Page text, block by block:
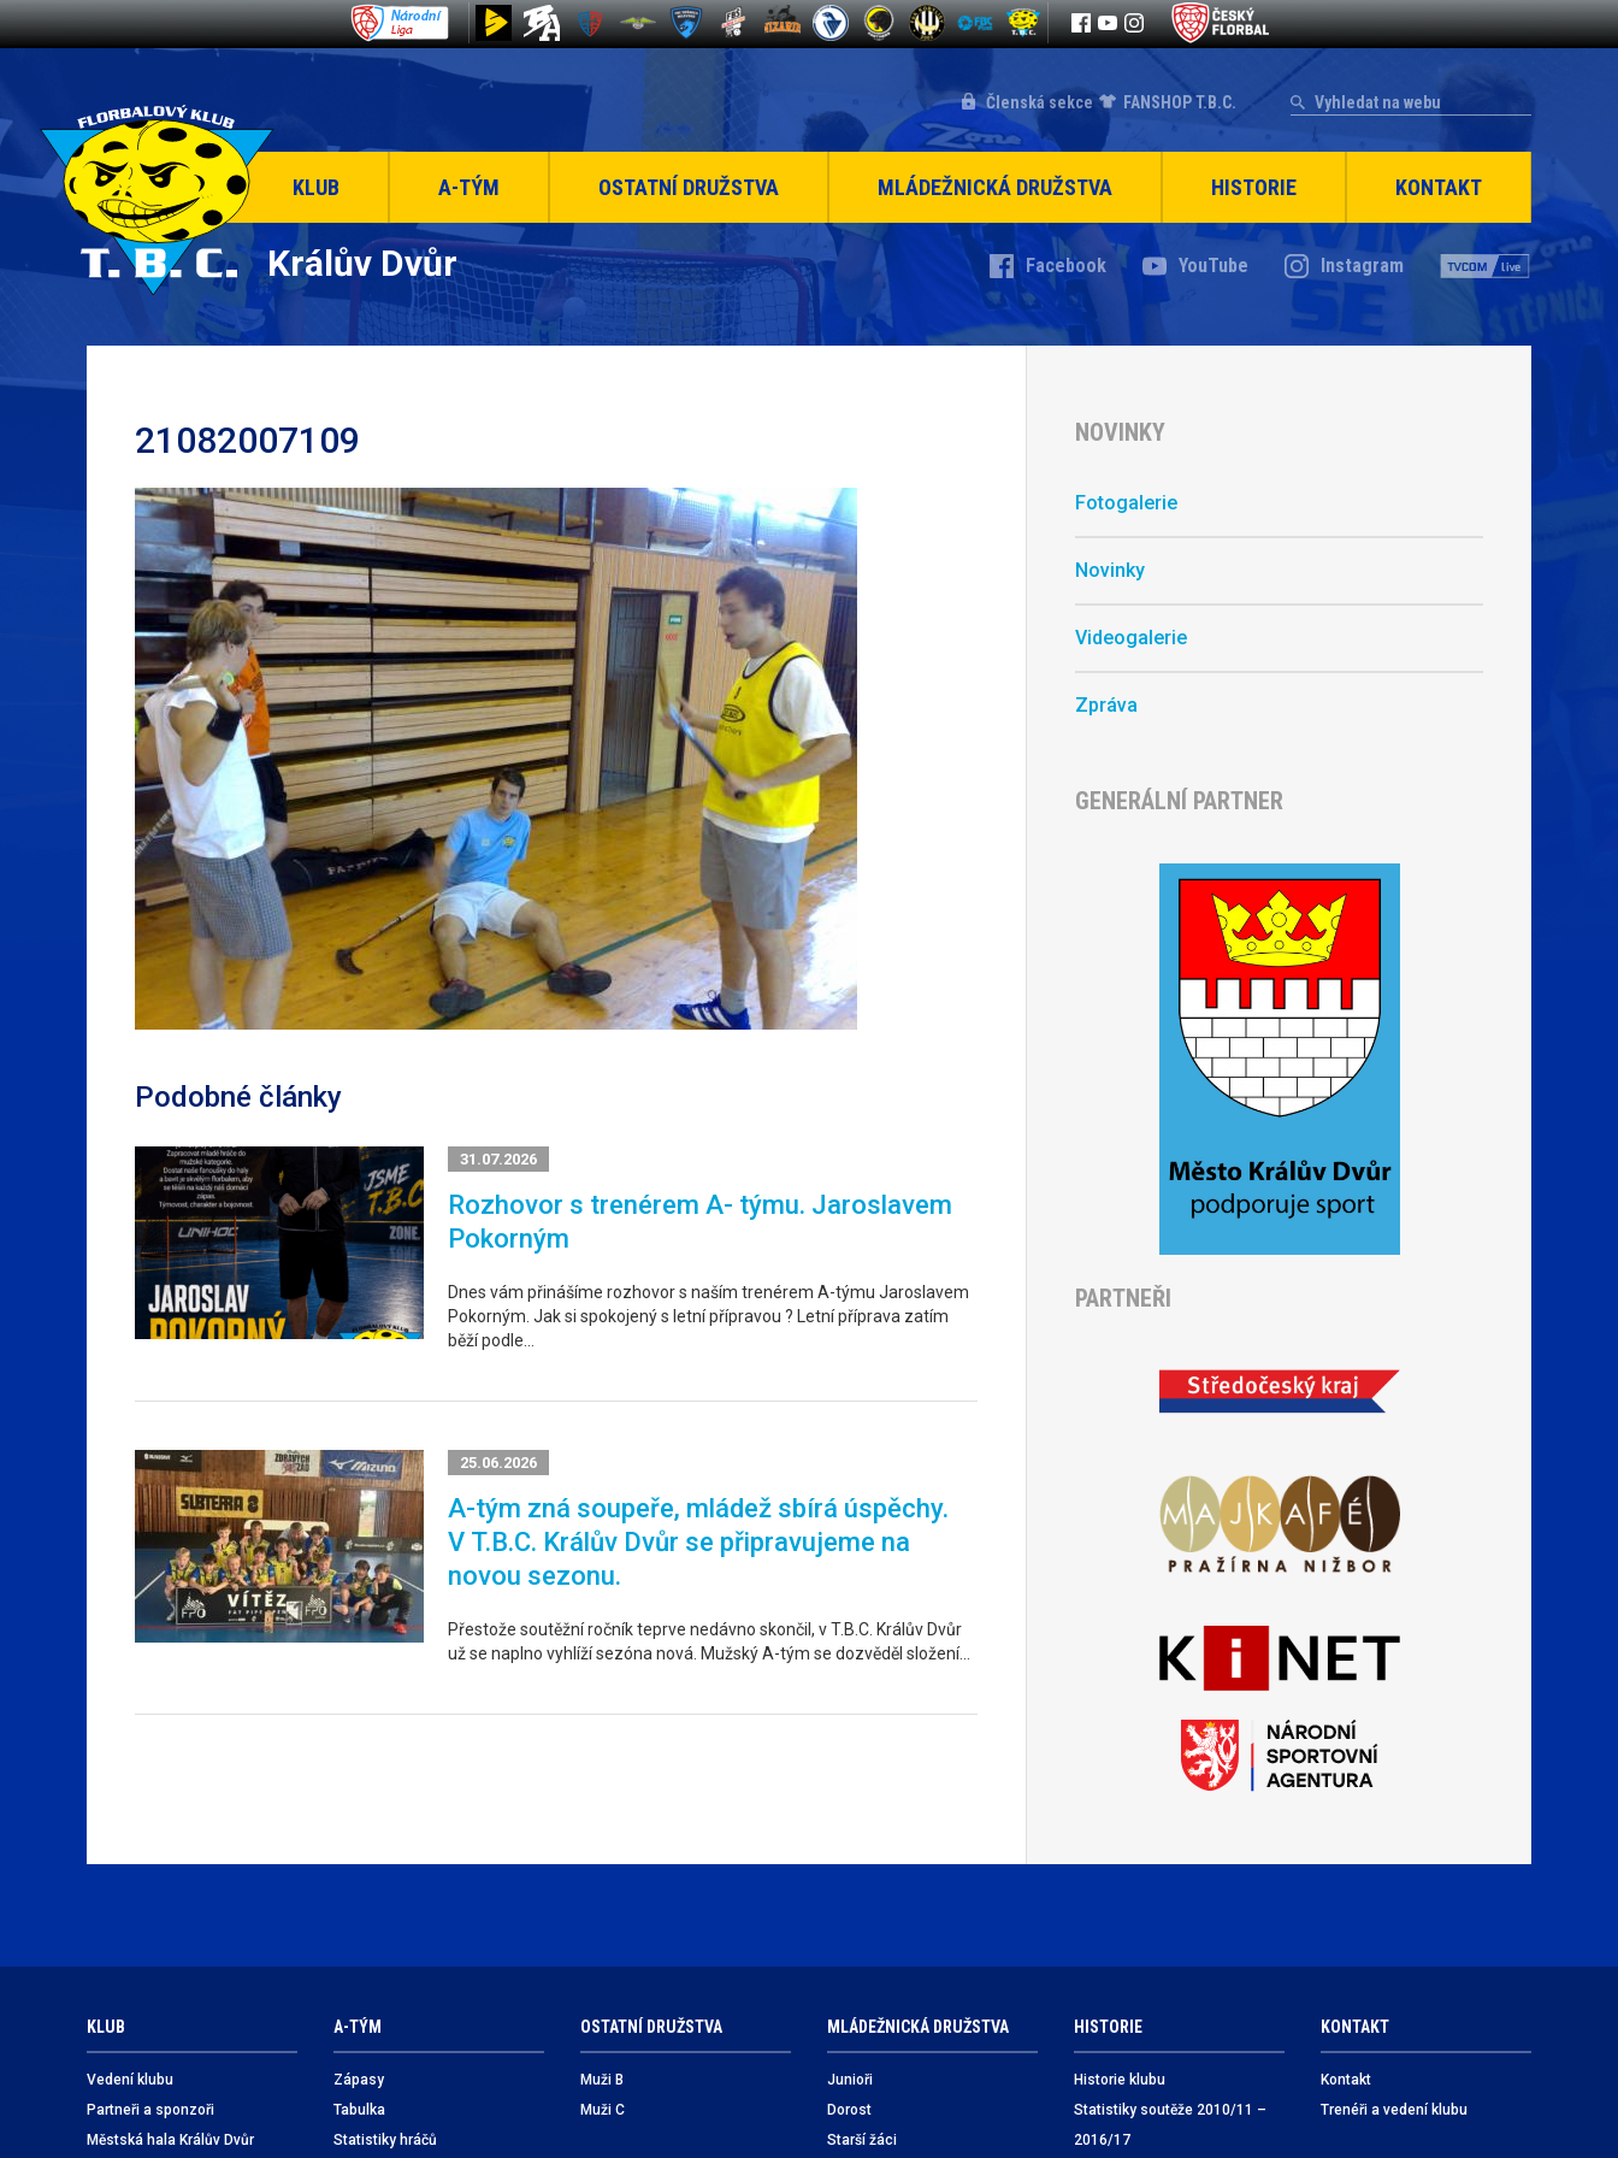
Členská sekce FANSHOP T.B.C.
KLUB A-TÝM OSTATNÍ DRUŽSTVA MLÁDEŽNICKÁ DRUŽSTVA HISTORIE KONTAKT
Králův Dvůr Facebook YouTube Instagram
21082007109
Podobné články
31.07.2026
Rozhovor s trenérem A- týmu. Jaroslavem
Pokorným
Dnes vám přinášíme rozhovor s naším trenérem A-týmu Jaroslavem
Pokorným. Jak si spokojený s letní přípravou ? Letní příprava zatím
běží podle…
25.06.2026
A-tým zná soupeře, mládež sbírá úspěchy.
V T.B.C. Králův Dvůr se připravujeme na
novou sezonu.
Přestože soutěžní ročník teprve nedávno skončil, v T.B.C. Králův Dvůr
už se naplno vyhlíží sezóna nová. Mužský A-tým se dozvěděl složení…
NOVINKY
Fotogalerie
Novinky
Videogalerie
Zpráva
GENERÁLNÍ PARTNER
PARTNEŘI
KLUB
Vedení klubu
Partneři a sponzoři
Městská hala Králův Dvůr
A-TÝM
Zápasy
Tabulka
Statistiky hráčů
OSTATNÍ DRUŽSTVA
Muži B
Muži C
MLÁDEŽNICKÁ DRUŽSTVA
Junioři
Dorost
Starší žáci
HISTORIE
Historie klubu
Statistiky soutěže 2010/11 –
2016/17
KONTAKT
Kontakt
Trenéři a vedení klubu